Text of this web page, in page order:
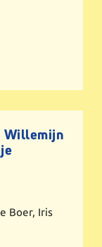
Willemijn
Boer, Iris